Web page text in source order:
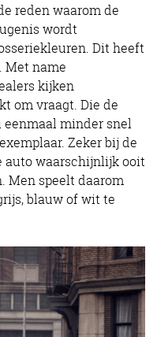
reden waarom de
wordt
Dit heeft
Met name
kijken
om vraagt. Die de
minder snel
Zeker bij de
auto waarschijnlijk ooit
Men speelt daarom
blauw of wit te